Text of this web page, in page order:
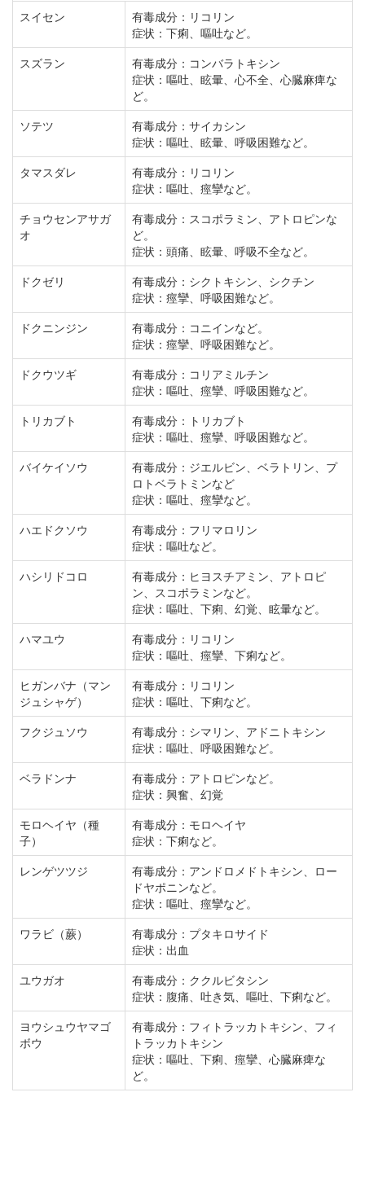
スイセン
有毒成分：リコリン
症状：下痢、嘔吐など。
スズラン
有毒成分：コンバラトキシン
症状：嘔吐、眩暈、心不全、心臓麻痺な
ど。
ソテツ
有毒成分：サイカシン
症状：嘔吐、眩暈、呼吸困難など。
タマスダレ
有毒成分：リコリン
症状：嘔吐、痙攣など。
チョウセンアサガ
オ
有毒成分：スコポラミン、アトロピンな
ど。
症状：頭痛、眩暈、呼吸不全など。
ドクゼリ
有毒成分：シクトキシン、シクチン
症状：痙攣、呼吸困難など。
ドクニンジン
有毒成分：コニインなど。
症状：痙攣、呼吸困難など。
ドクウツギ
有毒成分：コリアミルチン
症状：嘔吐、痙攣、呼吸困難など。
トリカブト
有毒成分：トリカブト
症状：嘔吐、痙攣、呼吸困難など。
バイケイソウ
有毒成分：ジエルビン、ベラトリン、プ
ロトベラトミンなど
症状：嘔吐、痙攣など。
ハエドクソウ
有毒成分：フリマロリン
症状：嘔吐など。
ハシリドコロ
有毒成分：ヒヨスチアミン、アトロピ
ン、スコポラミンなど。
症状：嘔吐、下痢、幻覚、眩暈など。
ハマユウ
有毒成分：リコリン
症状：嘔吐、痙攣、下痢など。
ヒガンバナ（マン
ジュシャゲ）
有毒成分：リコリン
症状：嘔吐、下痢など。
フクジュソウ
有毒成分：シマリン、アドニトキシン
症状：嘔吐、呼吸困難など。
ベラドンナ
有毒成分：アトロピンなど。
症状：興奮、幻覚
モロヘイヤ（種
子）
有毒成分：モロヘイヤ
症状：下痢など。
レンゲツツジ
有毒成分：アンドロメドトキシン、ロー
ドヤポニンなど。
症状：嘔吐、痙攣など。
ワラビ（蕨）
有毒成分：プタキロサイド
症状：出血
ユウガオ
有毒成分：ククルビタシン
症状：腹痛、吐き気、嘔吐、下痢など。
ヨウシュウヤマゴ
ボウ
有毒成分：フィトラッカトキシン、フィ
トラッカトキシン
症状：嘔吐、下痢、痙攣、心臓麻痺な
ど。